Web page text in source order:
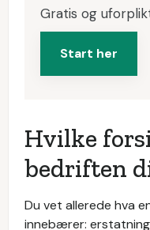
Gratis og
Start her
Hvilke
bedriften
Du vet allerede hva
innebærer: